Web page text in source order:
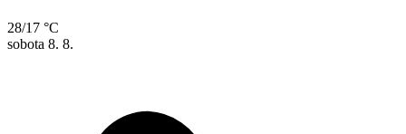
28/17 °C
sobota 8. 8.